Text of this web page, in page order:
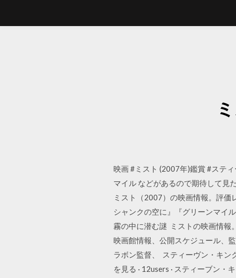
映画 #ミスト (2007年)鑑賞 #ステ
マイル などがあるので期待して見
ミスト（2007）の映画情報。評価
シャンクの空に』『グリーンマイ
霧の中に潜む謎 ミストの映画情報
映画館情報、公開スケジュール、
ラボン監督、 スティーヴン・キン
を見る · 12users · スティーブン